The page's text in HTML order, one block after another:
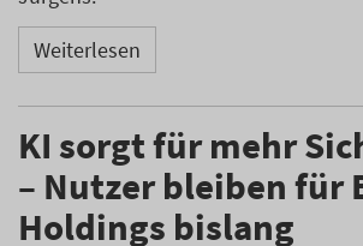
Weiterlesen
KI sorgt für mehr
– Nutzer bleiben für
Holdings bislang